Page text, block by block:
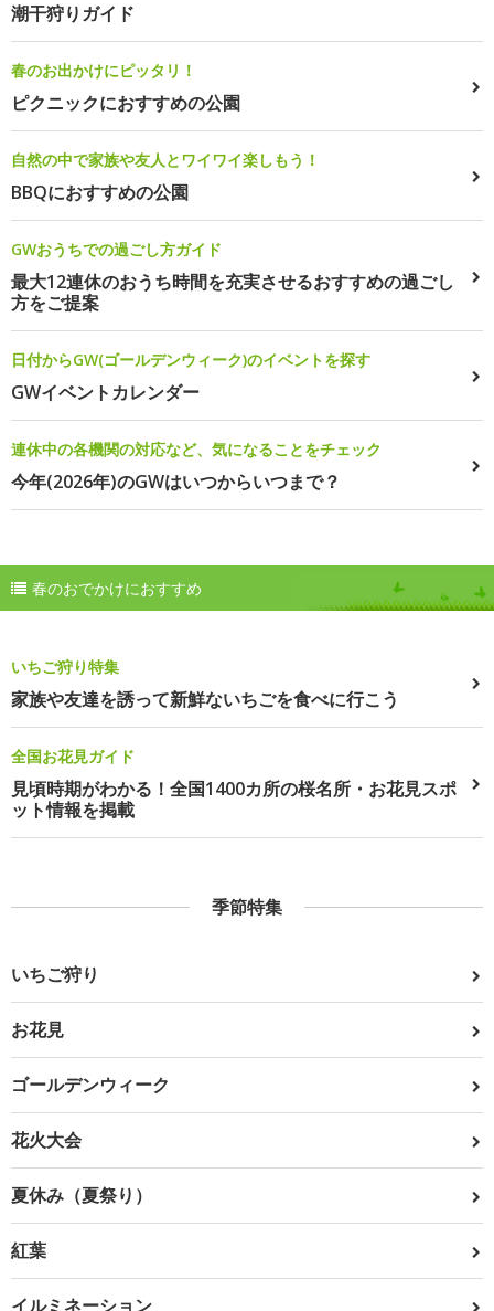
潮干狩りガイド
春のお出かけにピッタリ！
ピクニックにおすすめの公園
自然の中で家族や友人とワイワイ楽しもう！
BBQにおすすめの公園
GWおうちでの過ごし方ガイド
最大12連休のおうち時間を充実させるおすすめの過ごし
方をご提案
日付からGW(ゴールデンウィーク)のイベントを探す
GWイベントカレンダー
連休中の各機関の対応など、気になることをチェック
今年(2026年)のGWはいつからいつまで？
春のおでかけにおすすめ
いちご狩り特集
家族や友達を誘って新鮮ないちごを食べに行こう
全国お花見ガイド
見頃時期がわかる！全国1400カ所の桜名所・お花見スポ
ット情報を掲載
季節特集
いちご狩り
お花見
ゴールデンウィーク
花火大会
夏休み（夏祭り）
紅葉
イルミネーション